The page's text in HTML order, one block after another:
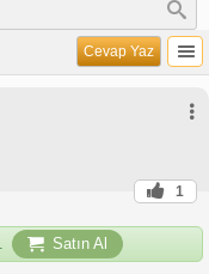
Cevap Yaz
1
Satın Al